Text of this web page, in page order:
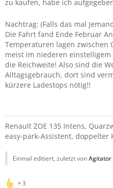
zu kaufen, habe ich
Nachtrag: (Falls das mal
Die Fahrt fand Ende Februar
Temperaturen lagen zwischen
meist im niederen
die Reichweite! Also sind die
Alltagsgebrauch, dort sind
kürzere Ladestops nötig!!
Renault ZOE 135 Intens,
easy-park-Assistent, doppelter
Einmal editiert, zuletzt vonAgitator
3